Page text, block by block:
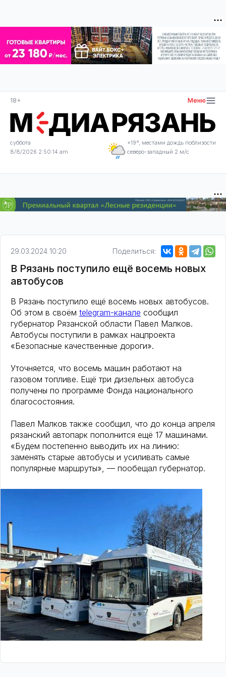
18+ Меню
суббота
8/8/2026 2:50:14 am
+19°, местами дождь поблизости
северо-западный 2 м/с
29.03.2024 10:20 Поделиться:
В Рязань поступило ещё восемь новых
автобусов
В Рязань поступило ещё восемь новых автобусов.
Об этом в своём telegram-канале сообщил
губернатор Рязанской области Павел Малков.
Автобусы поступили в рамках нацпроекта
«Безопасные качественные дороги».
Уточняется, что восемь машин работают на
газовом топливе. Ещё три дизельных автобуса
получены по программе Фонда национального
благосостояния.
Павел Малков также сообщил, что до конца апреля
рязанский автопарк пополнится ещё 17 машинами.
«Будем постепенно выводить их на линию:
заменять старые автобусы и усиливать самые
популярные маршруты», — пообещал губернатор.